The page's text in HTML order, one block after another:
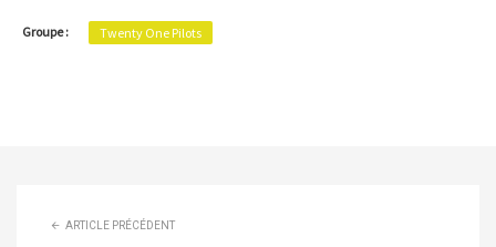
Groupe : Twenty One Pilots
ARTICLE PRÉCÉDENT